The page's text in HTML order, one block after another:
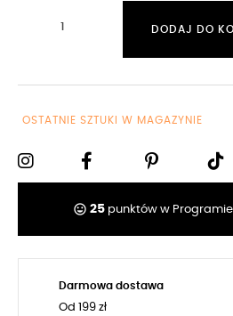
DODAJ DO
OSTATNIE SZTUKI W MAGAZYNIE
tag_faces 25punktów w
Darmowa dostawa
Od 199 zł